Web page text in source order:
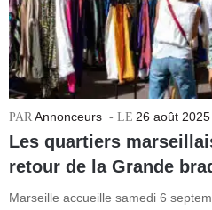
Annonceurs 26 août 2025
Les quartiers
retour de la Grande
Marseille accueille samedi 6